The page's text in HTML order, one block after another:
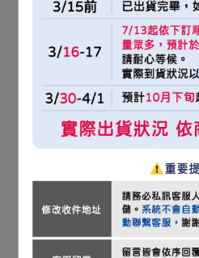
NT$2,280
加入購物車